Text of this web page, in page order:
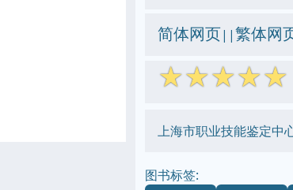
简体网页||繁体网
☆☆☆☆☆
上海市职业技能鉴定中
图书标签: